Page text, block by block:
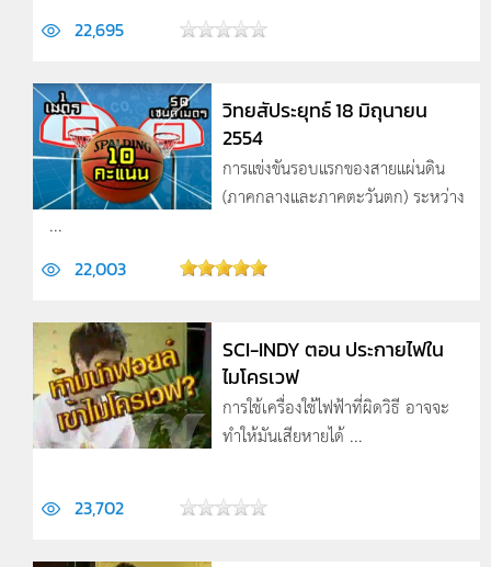
22,695
วิทยสัประยุทธ์ 18 มิถุนายน
2554
การแข่งขันรอบแรกของสายแผ่นดิน
(ภาคกลางและภาคตะวันตก) ระหว่าง
...
22,003
SCI-INDY ตอน ประกายไฟใน
ไมโครเวฟ
การใช้เครื่องใช้ไฟฟ้าที่ผิดวิธี อาจจะ
ทำให้มันเสียหายได้ ...
23,702